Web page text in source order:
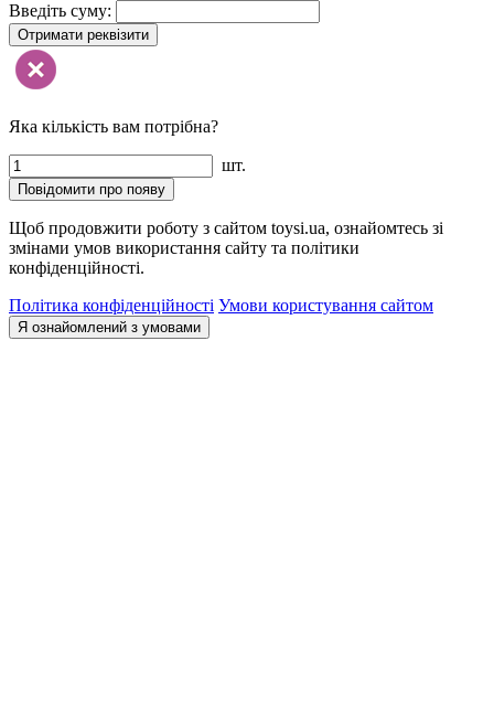
Введіть суму:
Отримати реквізити
Яка кількість вам потрібна?
шт.
Повідомити про появу
Щоб продовжити роботу з сайтом toysi.ua, ознайомтесь зі
змінами умов використання сайту та політики
конфіденційності.
Політика конфіденційності Умови користування сайтом
Я ознайомлений з умовами